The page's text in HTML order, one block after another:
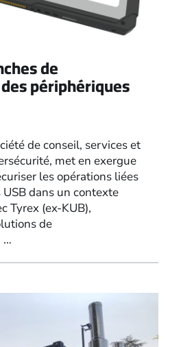
de
périphériques
de conseil, services et
met en exergue
les opérations liées
USB dans un contexte
Tyrex (ex-KUB),
de
…